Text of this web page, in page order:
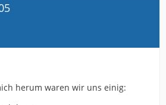
herum waren wir uns einig: